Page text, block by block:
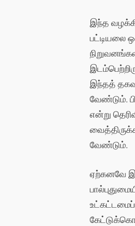
இந்த
பட்டியலை
இந்தத்
வேண்டும்.
என்று
வேண்டும்.
ஏற்கனவே